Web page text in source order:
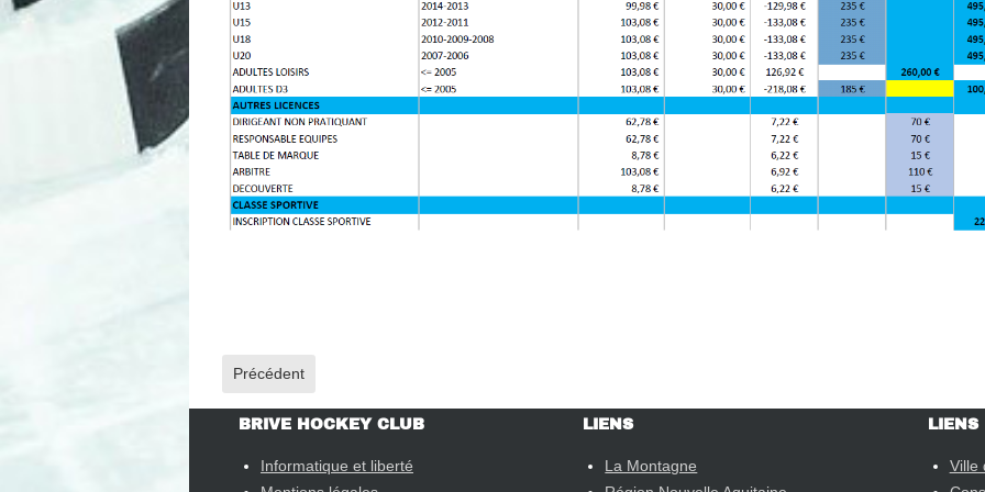
Article précédent : EN CONSTRUCTION
Précédent
BRIVE HOCKEY CLUB
Informatique et liberté
LIENS
La Montagne
LIENS
Ville